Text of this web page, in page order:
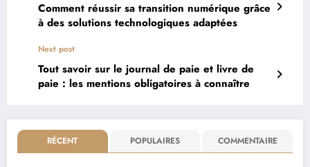
Comment réussir sa transition numérique grâce
à des solutions technologiques adaptées
Next post
Tout savoir sur le journal de paie et livre de
paie : les mentions obligatoires à connaître
RÉCENT POPULAIRES COMMENTAIRE